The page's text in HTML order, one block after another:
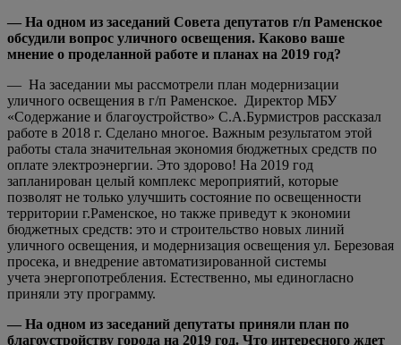
— На одном из заседаний Совета депутатов г/п Раменское
обсудили вопрос уличного освещения. Каково ваше
мнение о проделанной работе и планах на 2019 год?
— На заседании мы рассмотрели план модернизации
уличного освещения в г/п Раменское. Директор МБУ
«Содержание и благоустройство» С.А.Бурмистров рассказал
работе в 2018 г. Сделано многое. Важным результатом этой
работы стала значительная экономия бюджетных средств по
оплате электроэнергии. Это здорово! На 2019 год
запланирован целый комплекс мероприятий, которые
позволят не только улучшить состояние по освещенности
территории г.Раменское, но также приведут к экономии
бюджетных средств: это и строительство новых линий
уличного освещения, и модернизация освещения ул. Березовая
просека, и внедрение автоматизированной системы
учета энергопотребления. Естественно, мы единогласно
приняли эту программу.
— На одном из заседаний депутаты приняли план по
благоустройству города на 2019 год. Что интересного ждет